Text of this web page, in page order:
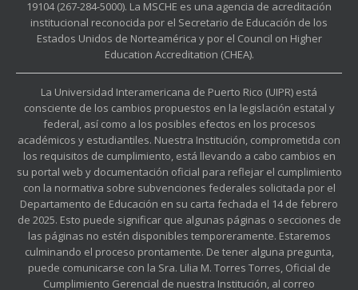
19104 (267-284-5000). La MSCHE es una agencia de acreditación
institucional reconocida por el Secretario de Educación de los
Estados Unidos de Norteamérica y por el Council on Higher
Education Accreditation (CHEA).
La Universidad Interamericana de Puerto Rico (UIPR) está
consciente de los cambios propuestos en la legislación estatal y
federal, así como a los posibles efectos en los procesos
académicos y estudiantiles. Nuestra Institución, comprometida con
los requisitos de cumplimiento, está llevando a cabo cambios en
su portal web y documentación oficial para reflejar el cumplimiento
con la normativa sobre subvenciones federales solicitada por el
Departamento de Educación en su carta fechada el 14 de febrero
de 2025. Esto puede significar que algunas páginas o secciones de
las páginas no estén disponibles temporeramente. Estaremos
culminando el proceso prontamente. De tener alguna pregunta,
puede comunicarse con la Sra. Lilia M. Torres Torres, Oficial de
Cumplimiento Gerencial de nuestra Institución, al correo